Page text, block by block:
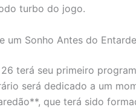
turbo do jogo.
um Sonho Antes do
terá seu primeiro
será dedicado a um
que terá sido